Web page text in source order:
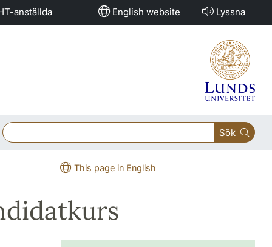
anställda English website Lyssna
Sök
This page in English